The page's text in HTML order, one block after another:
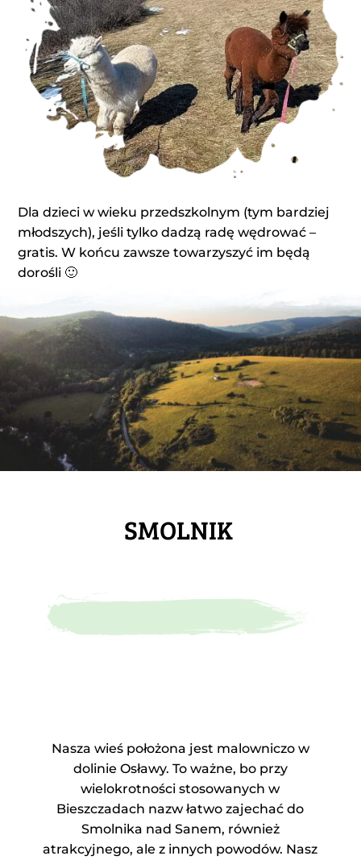
Dla dzieci w wieku przedszkolnym (tym bardziej
młodszych), jeśli tylko dadzą radę wędrować –
gratis. W końcu zawsze towarzyszyć im będą
dorośli 🙂
SMOLNIK
Nasza wieś położona jest malowniczo w
dolinie Osławy. To ważne, bo przy
wielokrotności stosowanych w
Bieszczadach nazw łatwo zajechać do
Smolnika nad Sanem, również
atrakcyjnego, ale z innych powodów. Nasz